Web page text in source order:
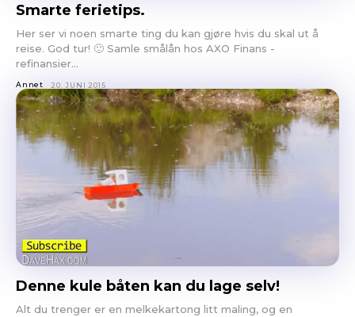
Smarte ferietips.
Her ser vi noen smarte ting du kan gjøre hvis du skal ut å
reise. God tur! 🙂 Samle smålån hos AXO Finans -
refinansier...
Annet 20. JUNI 2015
Denne kule båten kan du lage selv!
Alt du trenger er en melkekartong litt maling, og en